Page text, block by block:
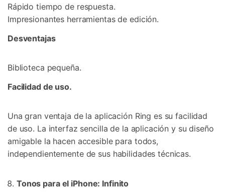
Rápido tiempo de respuesta.
Impresionantes herramientas de edición.
Desventajas
Biblioteca pequeña.
Facilidad de uso.
Una gran ventaja de la aplicación Ring es su facilidad
de uso. La interfaz sencilla de la aplicación y su diseño
amigable la hacen accesible para todos,
independientemente de sus habilidades técnicas.
Tonos para el iPhone: Infinito